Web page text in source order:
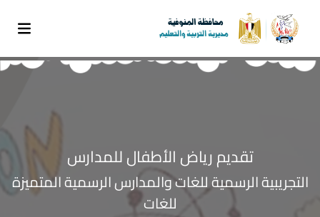
تقديم رياض الأطفال للمدارس
التجريبية الرسمية للغات والمدارس الرسمية المتميزة
للغات